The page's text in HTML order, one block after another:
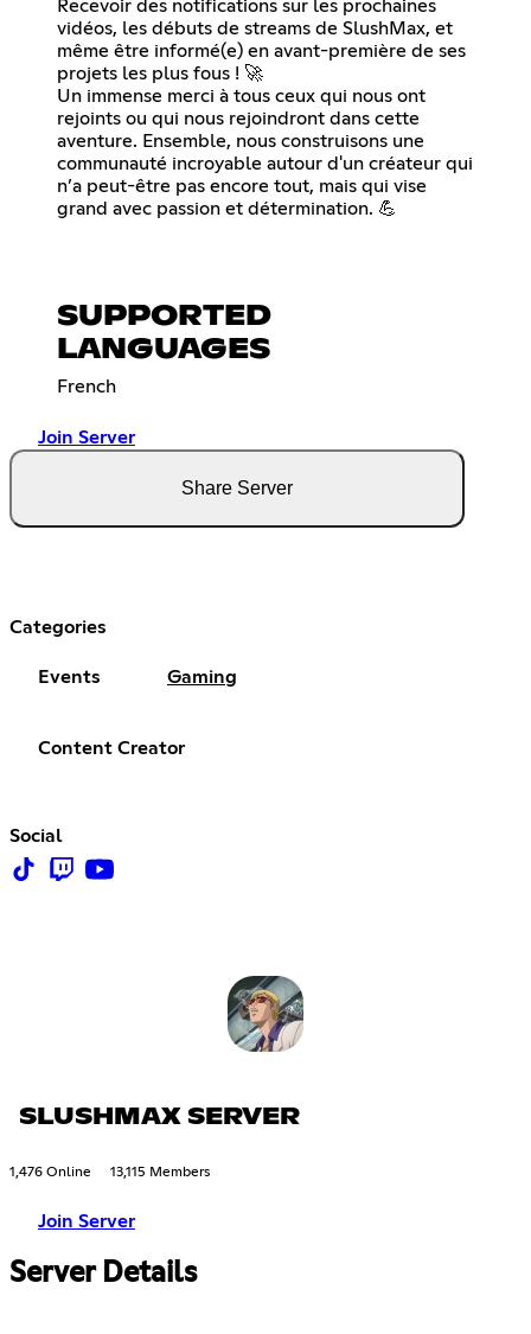
Recevoir des notifications sur les prochaines
vidéos, les débuts de streams de SlushMax, et
même être informé(e) en avant-première de ses
projets les plus fous ! 🚀
Un immense merci à tous ceux qui nous ont
rejoints ou qui nous rejoindront dans cette
aventure. Ensemble, nous construisons une
communauté incroyable autour d'un créateur qui
n’a peut-être pas encore tout, mais qui vise
grand avec passion et détermination. 💪
SUPPORTED
LANGUAGES
French
Join Server
Share Server
Categories
Events Gaming
Content Creator
Social
SLUSHMAX SERVER
1,476 Online 13,115 Members
Join Server
Server Details